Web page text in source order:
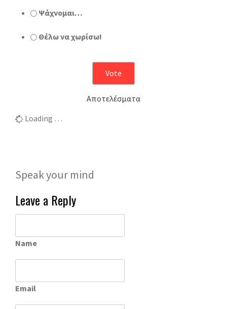
Ψάχνομαι…
Θέλω να χωρίσω!
Αποτελέσματα
Loading …
Speak your mind
Leave a Reply
Name
Email